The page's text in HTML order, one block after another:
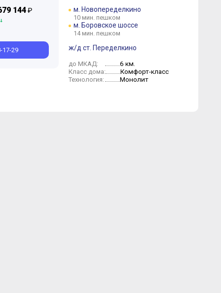
144₽
17-29
м. Новопеределкино
10 мин. пешком
м. Боровское шоссе
14 мин. пешком
ж/д ст. Переделкино
до МКАД: 6 км.
Класс дома: Комфорт-класс
Технология: Монолит